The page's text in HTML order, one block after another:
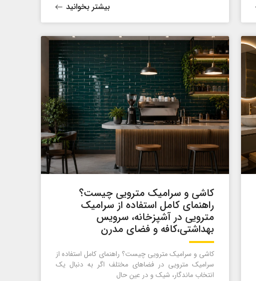
بیشتر بخوانید
کاشی و سرامیک مترویی چیست؟
راهنمای کامل استفاده از سرامیک
مترویی در آشپزخانه، سرویس
بهداشتی،کافه و فضای مدرن
کاشی و سرامیک مترویی چیست؟ راهنمای کامل استفاده از
سرامیک مترویی در فضاهای مختلف اگر به دنبال یک
انتخاب ماندگار، شیک و در عین حال